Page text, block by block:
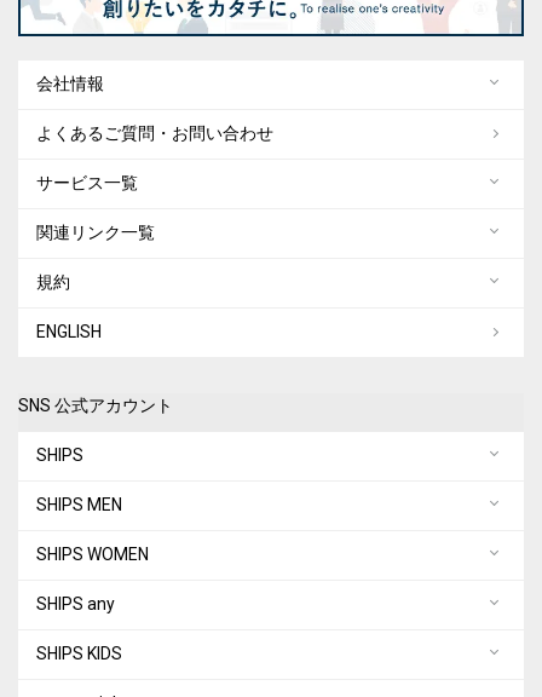
会社情報
よくあるご質問・お問い合わせ
サービス一覧
関連リンク一覧
規約
ENGLISH
SNS 公式アカウント
SHIPS
SHIPS MEN
SHIPS WOMEN
SHIPS any
SHIPS KIDS